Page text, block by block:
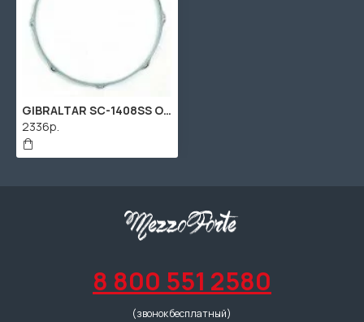
GIBRALTAR SC-1408SS Обод для малого барабана 14'
2336р.
8 800 551 2580
(звонок бесплатный)